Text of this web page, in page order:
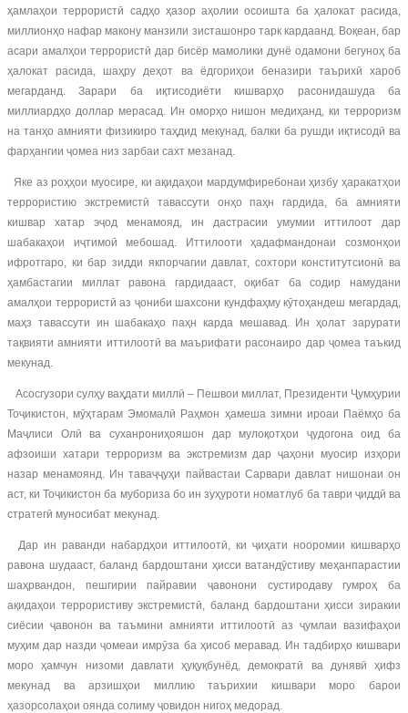
ҳамлаҳои террористӣ садҳо ҳазор аҳолии осоишта ба ҳалокат расида,
миллионҳо нафар макону манзили зисташонро тарк кардаанд. Воқеан, бар
асари амалҳои террористӣ дар бисёр мамолики дунё одамони бегуноҳ ба
ҳалокат расида, шаҳру деҳот ва ёдгориҳои беназири таърихӣ хароб
мегарданд. Зарари ба иқтисодиёти кишварҳо расонидашуда ба
миллиардҳо доллар мерасад. Ин оморҳо нишон медиҳанд, ки терроризм
на танҳо амнияти физикиро таҳдид мекунад, балки ба рушди иқтисодӣ ва
фарҳангии ҷомеа низ зарбаи сахт мезанад.
Яке аз роҳҳои муосире, ки ақидаҳои мардумфиребонаи ҳизбу ҳаракатҳои
террористию экстремистӣ тавассути онҳо паҳн гардида, ба амнияти
кишвар хатар эҷод менамояд, ин дастрасии умумии иттилоот дар
шабакаҳои иҷтимоӣ мебошад. Иттилооти ҳадафмандонаи созмонҳои
ифротгаро, ки бар зидди якпорчагии давлат, сохтори конститутсионӣ ва
ҳамбастагии миллат равона гардидааст, оқибат ба содир намудани
амалҳои террористӣ аз ҷониби шахсони кундфаҳму кӯтоҳандеш мегардад,
маҳз тавассути ин шабакаҳо паҳн карда мешавад. Ин ҳолат зарурати
тақвияти амнияти иттилоотӣ ва маърифати расонаиро дар ҷомеа таъкид
мекунад.
Асосгузори сулҳу ваҳдати миллӣ – Пешвои миллат, Президенти Ҷумҳурии
Тоҷикистон, мӯҳтарам Эмомалӣ Раҳмон ҳамеша зимни ироаи Паёмҳо ба
Маҷлиси Олӣ ва суханрониҳояшон дар мулоқотҳои ҷудогона оид ба
афзоиши хатари терроризм ва экстремизм дар ҷаҳони муосир изҳори
назар менамоянд. Ин таваҷҷуҳи пайвастаи Сарвари давлат нишонаи он
аст, ки Тоҷикистон ба мубориза бо ин зуҳуроти номатлуб ба таври ҷиддӣ ва
стратегӣ муносибат мекунад.
Дар ин раванди набардҳои иттилоотӣ, ки ҷиҳати нооромии кишварҳо
равона шудааст, баланд бардоштани ҳисси ватандӯстиву меҳанпарастии
шаҳрвандон, пешгирии пайравии ҷавонони сустиродаву гумроҳ ба
ақидаҳои террористиву экстремистӣ, баланд бардоштани ҳисси зиракии
сиёсии ҷавонон ва таъмини амнияти иттилоотӣ аз ҷумлаи вазифаҳои
муҳим дар назди ҷомеаи имрӯза ба ҳисоб меравад. Ин тадбирҳо кишвари
моро ҳамчун низоми давлати ҳуқуқбунёд, демократӣ ва дунявӣ ҳифз
мекунад ва арзишҳои миллию таърихии кишвари моро барои
ҳазорсолаҳои оянда солиму ҷовидон нигоҳ медорад.